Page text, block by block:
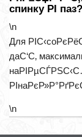
спинку РІ паз?
\n
Для
даС‘С‚
\n